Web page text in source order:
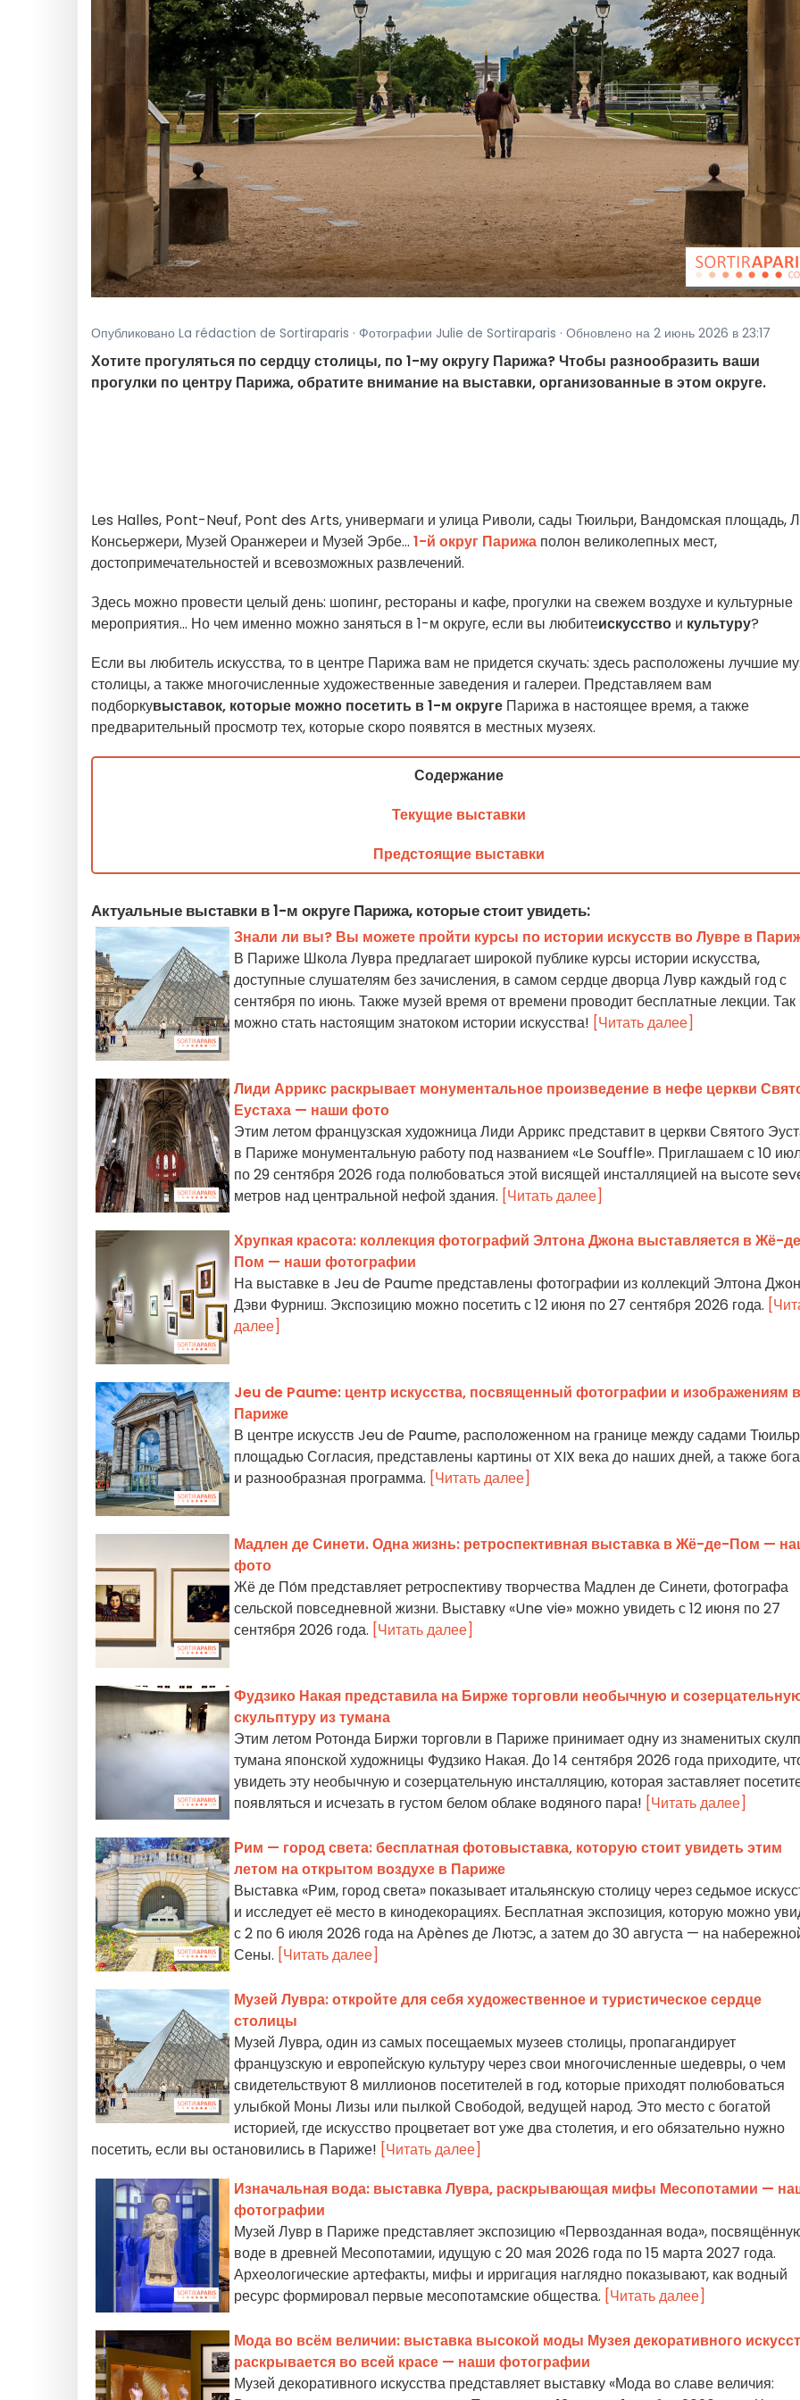
Опубликовано La rédaction de Sortiraparis · Фотографии Julie de Sortiraparis · Обновлено на 2 июнь 2026 в 23:17
Хотите прогуляться по сердцу столицы, по 1-му округу Парижа? Чтобы разнообразить ваши
прогулки по центру Парижа, обратите внимание на выставки, организованные в этом округе.
Les Halles, Pont-Neuf, Pont des Arts, универмаги и улица Риволи, сады Тюильри, Вандомская площадь,
Консьержери, Музей Оранжереи и Музей Эрбе... 1-й округ Парижа полон великолепных мест,
достопримечательностей и всевозможных развлечений.
Здесь можно провести целый день: шопинг, рестораны и кафе, прогулки на свежем воздухе и культурные
мероприятия... Но чем именно можно заняться в 1-м округе, если вы любитеискусство и культуру?
Если вы любитель искусства, то в центре Парижа вам не придется скучать: здесь расположены лучшие
столицы, а также многочисленные художественные заведения и галереи. Представляем вам
подборкувыставок, которые можно посетить в 1-м округе Парижа в настоящее время, а также
предварительный просмотр тех, которые скоро появятся в местных музеях.
Содержание
Текущие выставки
Предстоящие выставки
Актуальные выставки в 1-м округе Парижа, которые стоит увидеть:
Знали ли вы? Вы можете пройти курсы по истории искусств во Лувре в
В Париже Школа Лувра предлагает широкой публике курсы истории искусства,
доступные слушателям без зачисления, в самом сердце дворца Лувр каждый год с
сентября по июнь. Также музей время от времени проводит бесплатные лекции. Так
можно стать настоящим знатоком истории искусства! [Читать далее]
Лиди Аррикс раскрывает монументальное произведение в нефе церкви
Еустаха — наши фото
Этим летом французская художница Лиди Аррикс представит в церкви Святого
в Париже монументальную работу под названием «Le Souffle». Приглашаем с 10
по 29 сентября 2026 года полюбоваться этой висящей инсталляцией на высоте
метров над центральной нефой здания. [Читать далее]
Хрупкая красота: коллекция фотографий Элтона Джона выставляется в Жё-
Пом — наши фотографии
На выставке в Jeu de Paume представлены фотографии из коллекций Элтона
Дэви Фурниш. Экспозицию можно посетить с 12 июня по 27 сентября 2026 года.
далее]
Jeu de Paume: центр искусства, посвященный фотографии и изображениям в
Париже
В центре искусств Jeu de Paume, расположенном на границе между садами
площадью Согласия, представлены картины от XIX века до наших дней, а также
и разнообразная программа. [Читать далее]
Мадлен де Синети. Одна жизнь: ретроспективная выставка в Жё-де-Пом —
фото
Жё де По́м представляет ретроспективу творчества Мадлен де Синети, фотографа
сельской повседневной жизни. Выставку «Une vie» можно увидеть с 12 июня по 27
сентября 2026 года. [Читать далее]
Фудзико Накая представила на Бирже торговли необычную и
скульптуру из тумана
Этим летом Ротонда Биржи торговли в Париже принимает одну из знаменитых
тумана японской художницы Фудзико Накая. До 14 сентября 2026 года приходите,
увидеть эту необычную и созерцательную инсталляцию, которая заставляет
появляться и исчезать в густом белом облаке водяного пара! [Читать далее]
Рим — город света: бесплатная фотовыставка, которую стоит увидеть этим
летом на открытом воздухе в Париже
Выставка «Рим, город света» показывает итальянскую столицу через седьмое
и исследует её место в кинодекорациях. Бесплатная экспозиция, которую можно
с 2 по 6 июля 2026 года на Арènes де Лютэс, а затем до 30 августа — на
Сены. [Читать далее]
Музей Лувра: откройте для себя художественное и туристическое сердце
столицы
Музей Лувра, один из самых посещаемых музеев столицы, пропагандирует
французскую и европейскую культуру через свои многочисленные шедевры, о чем
свидетельствуют 8 миллионов посетителей в год, которые приходят полюбоваться
улыбкой Моны Лизы или пылкой Свободой, ведущей народ. Это место с богатой
историей, где искусство процветает вот уже два столетия, и его обязательно нужно
посетить, если вы остановились в Париже! [Читать далее]
Изначальная вода: выставка Лувра, раскрывающая мифы Месопотамии —
фотографии
Музей Лувр в Париже представляет экспозицию «Первозданная вода»,
воде в древней Месопотамии, идущую с 20 мая 2026 года по 15 марта 2027 года.
Археологические артефакты, мифы и ирригация наглядно показывают, как водный
ресурс формировал первые месопотамские общества. [Читать далее]
Мода во всём величии: выставка высокой моды Музея декоративного
раскрывается во всей красе — наши фотографии
Музей декоративного искусства представляет выставку «Мода во славе величия: